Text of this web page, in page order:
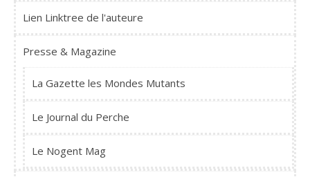
Lien Linktree de l'auteure
Presse & Magazine
La Gazette les Mondes Mutants
Le Journal du Perche
Le Nogent Mag